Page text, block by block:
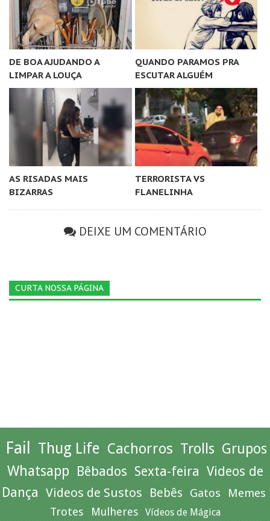
DE BOA AJUDANDO A
LIMPAR A LOUÇA
QUANDO PARAMOS PRA
ESCUTAR ALGUÉM
AS RISADAS MAIS
BIZARRAS
TERRORISTA VS
FLANELINHA
DEIXE UM COMENTÁRIO
CURTA NOSSA PÁGINA
Fail Thug Life Cachorros Trolls Grupos
Whatsapp Bêbados Sexta-feira Videos de
Dança Videos de Sustos Bebês Gatos Memes
Trotes Mulheres Vídeos de Mágica